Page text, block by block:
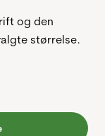
og den
størrelse.